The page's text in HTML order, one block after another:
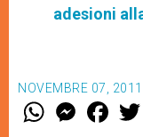
adesioni
NOVEMBRE 07,
W M
e
F
a